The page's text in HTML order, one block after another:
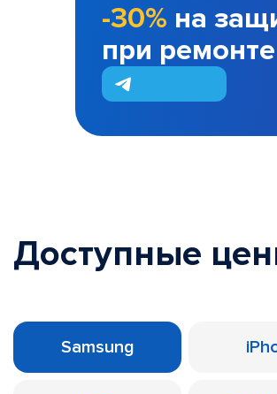
-30% на
при
Доступные
Samsung